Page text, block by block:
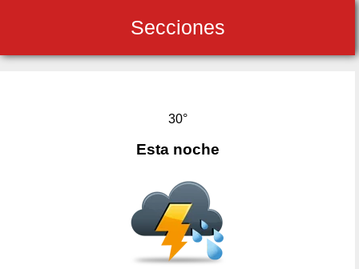
Secciones
30°
Esta noche